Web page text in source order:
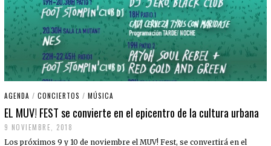
AGENDA / CONCIERTOS / MÚSICA
EL MUV! FEST se convierte en el epicentro de la cultura urbana
9 NOVIEMBRE, 2018
Los próximos 9 y 10 de noviembre el MUV! Fest, se convertirá en el